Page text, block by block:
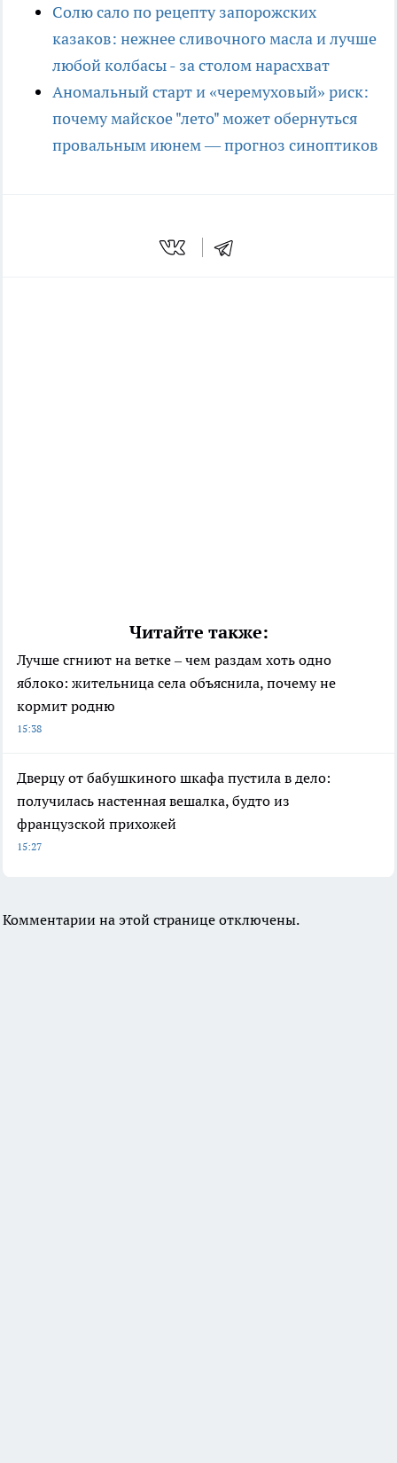
Солю сало по рецепту запорожских
казаков: нежнее сливочного масла и лучше
любой колбасы - за столом нарасхват
Аномальный старт и «черемуховый» риск:
почему майское "лето" может обернуться
провальным июнем — прогноз синоптиков
Читайте также:
Лучше сгниют на ветке – чем раздам хоть одно
яблоко: жительница села объяснила, почему не
кормит родню
15:38
Дверцу от бабушкиного шкафа пустила в дело:
получилась настенная вешалка, будто из
французской прихожей
15:27
Комментарии на этой странице отключены.